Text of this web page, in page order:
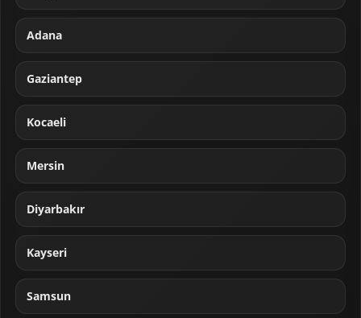
Adana
Gaziantep
Kocaeli
Mersin
Diyarbakır
Kayseri
Samsun